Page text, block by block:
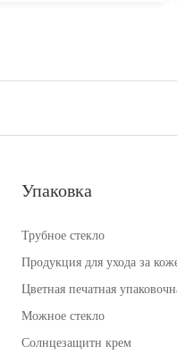
Упаковка
Трубное стекло
Продукция для ухода за
Цветная печатная
Можное стекло
Солнцезащитн крем